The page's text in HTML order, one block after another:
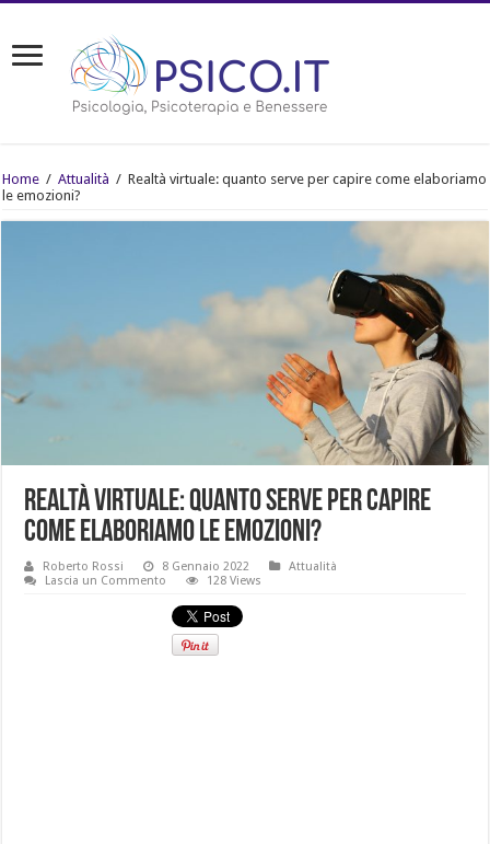
Home / Attualità / Realtà virtuale: quanto serve per capire come elaboriamo
le emozioni?
Realtà virtuale: quanto serve per capire
come elaboriamo le emozioni?
Roberto Rossi 8 Gennaio 2022
Attualità
Lascia un Commento
128 Views